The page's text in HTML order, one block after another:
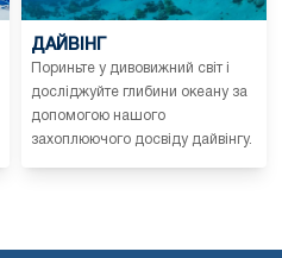
ДАЙВІНГ
Пориньте у дивовижний світ і
досліджуйте глибини океану за
допомогою нашого
захоплюючого досвіду дайвінгу.